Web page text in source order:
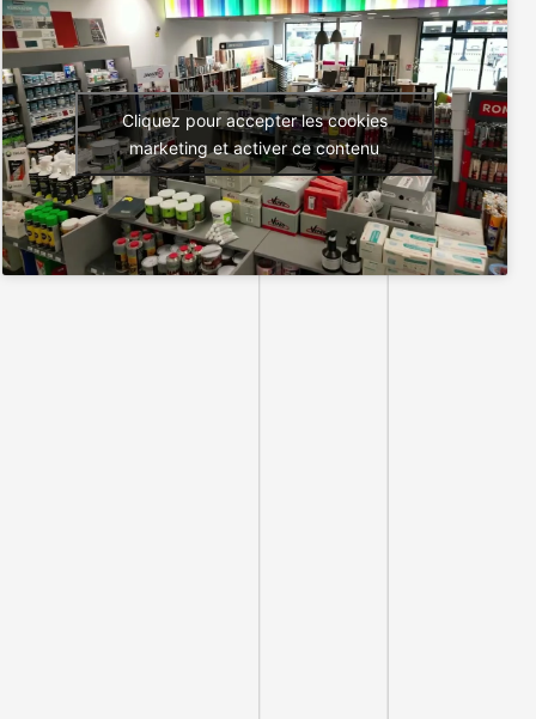
Cliquez pour accepter les cookies
marketing et activer ce contenu